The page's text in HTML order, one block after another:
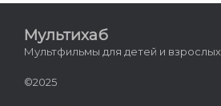
Мультихаб
Мультфильмы для детей и взрослых
©2025